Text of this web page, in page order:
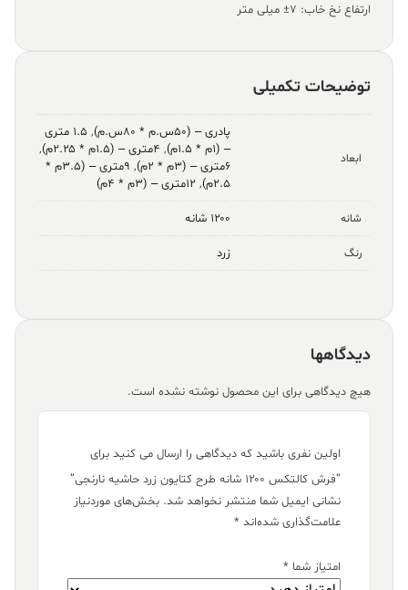
ارتفاع نخ خاب: ۷± میلی متر
توضیحات تکمیلی
ابعاد
پادری – (۵۰س.م * ۸۰س.م) ,
۱.۵ متری
– (۱م * ۱.۵م)
, ۴متری – (۱.۵م * ۲.۲۵م)
,
۶متری – (۳م * ۲م)
,
۹متری – (۳.۵م *
۲.۵م)
, ۱۲متری – (۳م * ۴م)
شانه ۱۲۰۰ شانه
رنگ زرد
دیدگاهها
هیچ دیدگاهی برای این محصول نوشته نشده است.
اولین نفری باشید که دیدگاهی را ارسال می کنید برای
“فرش کالتکس ۱۲۰۰ شانه طرح کتایون زرد حاشیه نارنجی”
نشانی ایمیل شما منتشر نخواهد شد. بخش‌های موردنیاز
علامت‌گذاری شده‌اند *
امتیاز شما *